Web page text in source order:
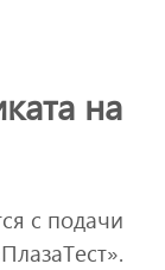
на
с подачи